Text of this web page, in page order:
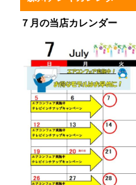
７月の当店カレンダー